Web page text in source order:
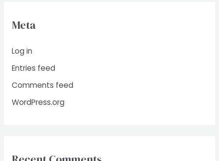
Meta
Log in
Entries feed
Comments feed
WordPress.org